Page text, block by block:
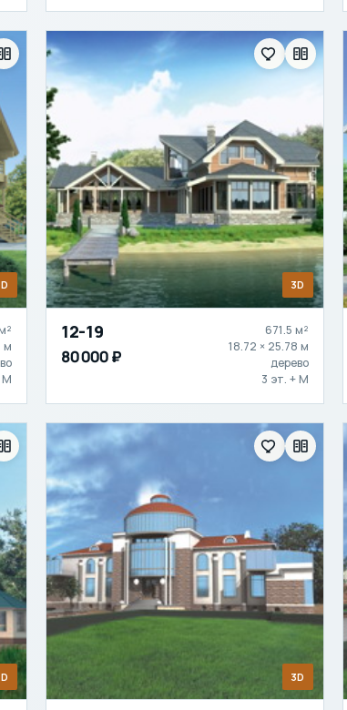
м
М
3D
12-19
80 000 ₽
671.5 м²
18.72 × 25.78 м
дерево
3 эт. + М
3D